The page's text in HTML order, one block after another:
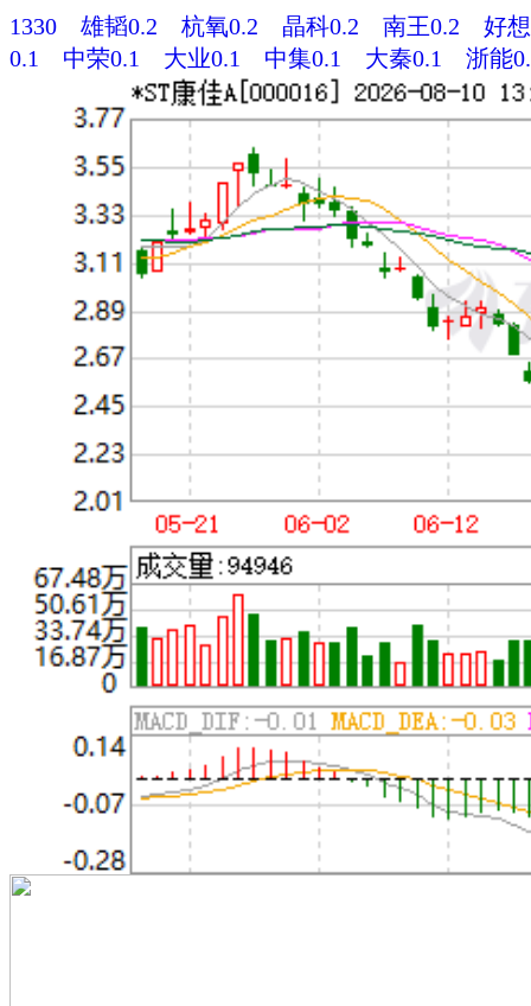
1330 雄韬0.2 杭氧0.2 晶科0.2 南王0.2
好
0.1
中荣0.1 大业0.1 中集0.1 大秦0.1 浙能